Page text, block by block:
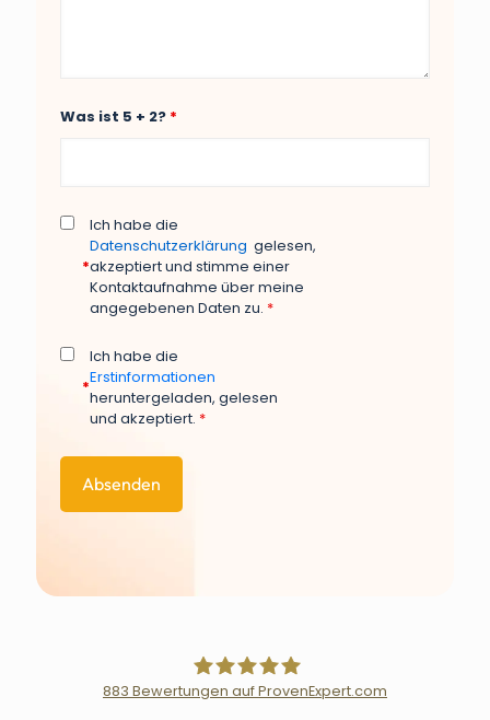
Was ist 5 + 2? *
*
Ich habe die
Datenschutzerklärung gelesen,
akzeptiert und stimme einer
Kontaktaufnahme über meine
angegebenen Daten zu. *
*
Ich habe die
Erstinformationen
heruntergeladen, gelesen
und akzeptiert. *
883 Bewertungen auf ProvenExpert.com